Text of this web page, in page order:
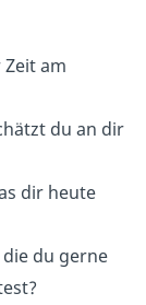
Zeit am
du an dir
dir heute
die du gerne